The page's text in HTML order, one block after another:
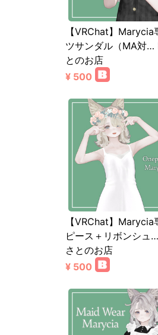
【VRChat】Marycia
ツサンダル（MA対…
とのお店
¥ 500
【VRChat】Marycia
ピース＋リボンシュ…
さとのお店
¥ 500